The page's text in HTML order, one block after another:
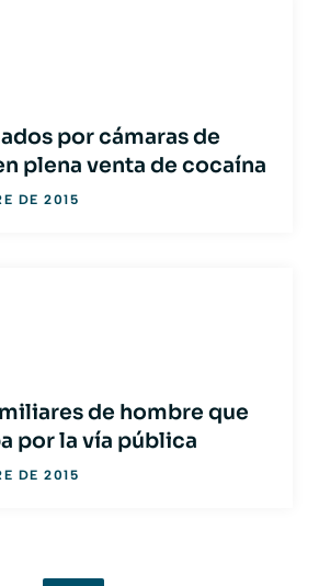
por cámaras de
plena venta de cocaína
DE 2015
de hombre que
por la vía pública
DE 2015